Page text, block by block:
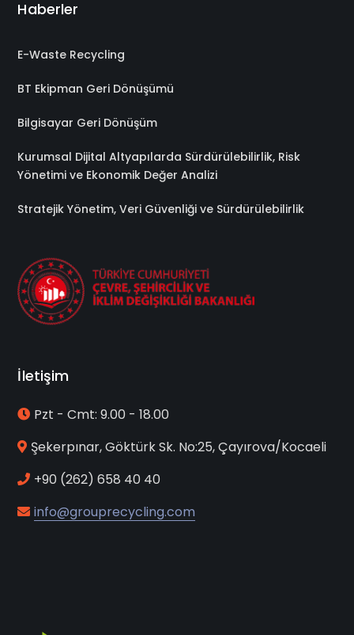
Haberler
E-Waste Recycling
BT Ekipman Geri Dönüşümü
Bilgisayar Geri Dönüşüm
Kurumsal Dijital Altyapılarda Sürdürülebilirlik, Risk
Yönetimi ve Ekonomik Değer Analizi
Stratejik Yönetim, Veri Güvenliği ve Sürdürülebilirlik
İletişim
Pzt - Cmt: 9.00 - 18.00
Şekerpınar, Göktürk Sk. No:25, Çayırova/Kocaeli
+90 (262) 658 40 40
info@grouprecycling.com